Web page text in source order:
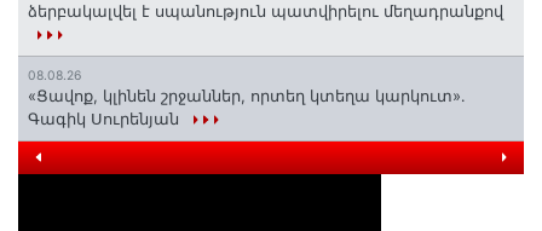
ձերբակալվել է սպանություն պատվիրելու մեղադրանքով
08.08.26
«Ցավոք, կլինեն շրջաններ, որտեղ կտեղա կարկուտ»․
Գագիկ Սուրենյան